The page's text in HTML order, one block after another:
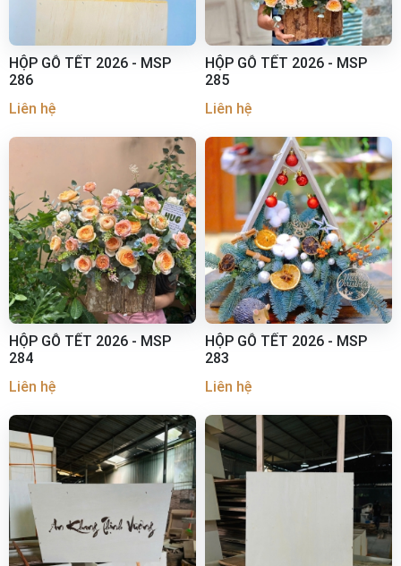
HỘP GỖ TẾT 2026 - MSP
286
Liên hệ
HỘP GỖ TẾT 2026 - MSP
285
Liên hệ
HỘP GỖ TẾT 2026 - MSP
284
Liên hệ
HỘP GỖ TẾT 2026 - MSP
283
Liên hệ